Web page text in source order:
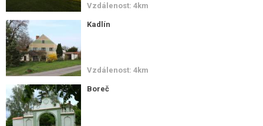
Vzdálenost: 4km
Kadlín
Vzdálenost: 4km
Boreč